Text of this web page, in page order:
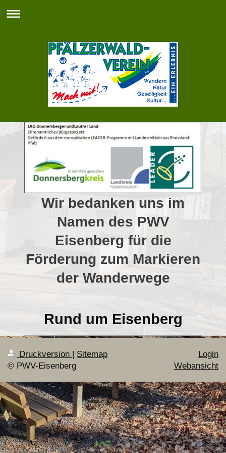
Wir bedanken uns im
Namen des PWV
Eisenberg für die
Förderung zum Markieren
der Wanderwege
Rund um Eisenberg
Druckversion
Sitemap
© PWV-Eisenberg
Login
Webansicht